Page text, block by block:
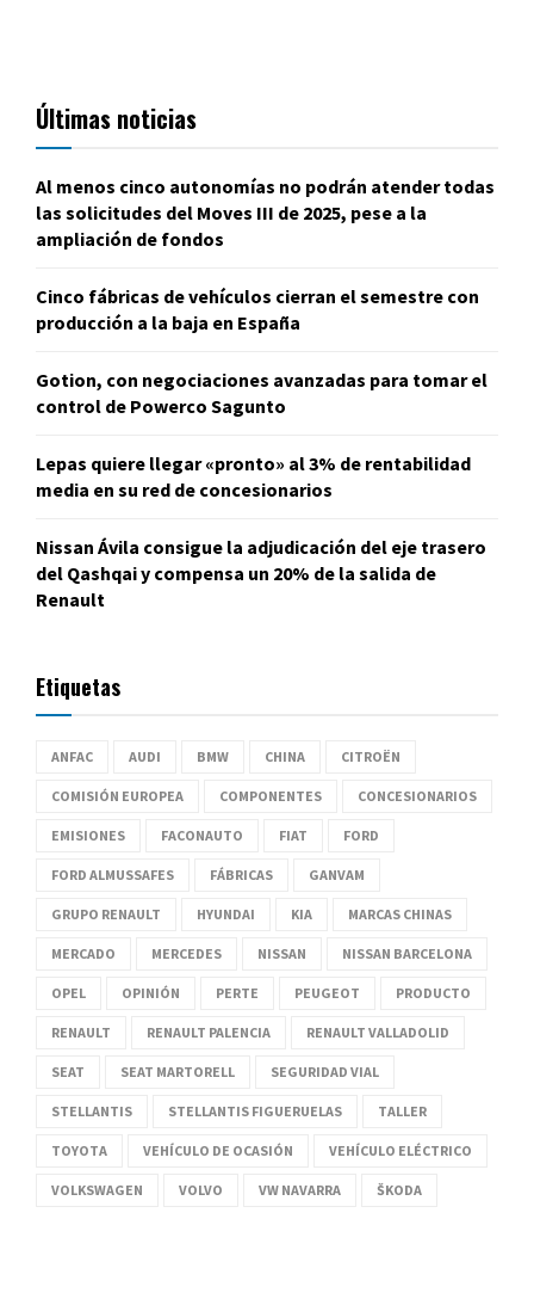
Últimas noticias
Al menos cinco autonomías no podrán atender todas
las solicitudes del Moves III de 2025, pese a la
ampliación de fondos
Cinco fábricas de vehículos cierran el semestre con
producción a la baja en España
Gotion, con negociaciones avanzadas para tomar el
control de Powerco Sagunto
Lepas quiere llegar «pronto» al 3% de rentabilidad
media en su red de concesionarios
Nissan Ávila consigue la adjudicación del eje trasero
del Qashqai y compensa un 20% de la salida de
Renault
Etiquetas
ANFAC AUDI BMW CHINA CITROËN
COMISIÓN EUROPEA COMPONENTES CONCESIONARIOS
EMISIONES FACONAUTO FIAT FORD
FORD ALMUSSAFES FÁBRICAS GANVAM
GRUPO RENAULT HYUNDAI KIA MARCAS CHINAS
MERCADO MERCEDES NISSAN NISSAN BARCELONA
OPEL OPINIÓN PERTE PEUGEOT PRODUCTO
RENAULT RENAULT PALENCIA RENAULT VALLADOLID
SEAT SEAT MARTORELL SEGURIDAD VIAL
STELLANTIS STELLANTIS FIGUERUELAS TALLER
TOYOTA VEHÍCULO DE OCASIÓN VEHÍCULO ELÉCTRICO
VOLKSWAGEN VOLVO VW NAVARRA ŠKODA